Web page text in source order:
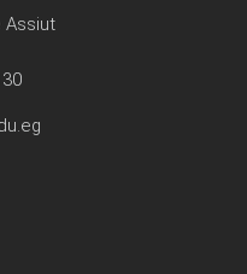
Assiut